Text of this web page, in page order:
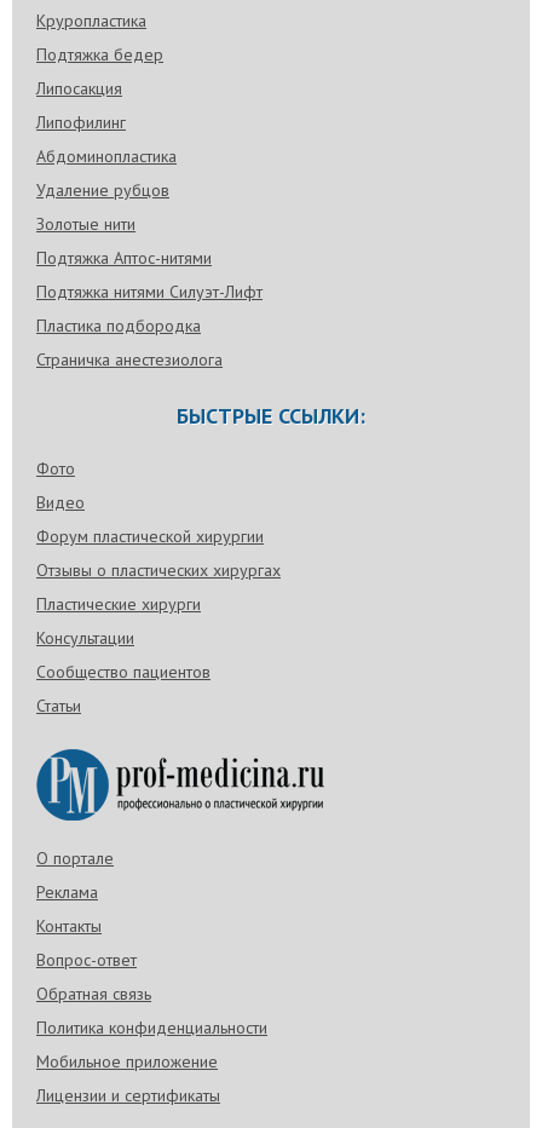
Круропластика
Подтяжка бедер
Липосакция
Липофилинг
Абдоминопластика
Удаление рубцов
Золотые нити
Подтяжка Аптос-нитями
Подтяжка нитями Силуэт-Лифт
Пластика подбородка
Страничка анестезиолога
БЫСТРЫЕ ССЫЛКИ:
Фото
Видео
Форум пластической хирургии
Отзывы о пластических хирургах
Пластические хирурги
Консультации
Сообщество пациентов
Статьи
О портале
Реклама
Контакты
Вопрос-ответ
Обратная связь
Политика конфиденциальности
Мобильное приложение
Лицензии и сертификаты